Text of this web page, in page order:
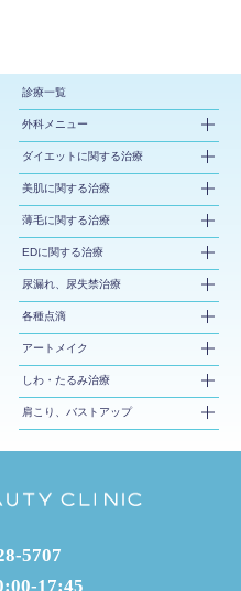
診療一覧
外科メニュー
ダイエットに関する治療
美肌に関する治療
薄毛に関する治療
EDに関する治療
尿漏れ、尿失禁治療
各種点滴
アートメイク
しわ・たるみ治療
肩こり、バストアップ
5707
17:45